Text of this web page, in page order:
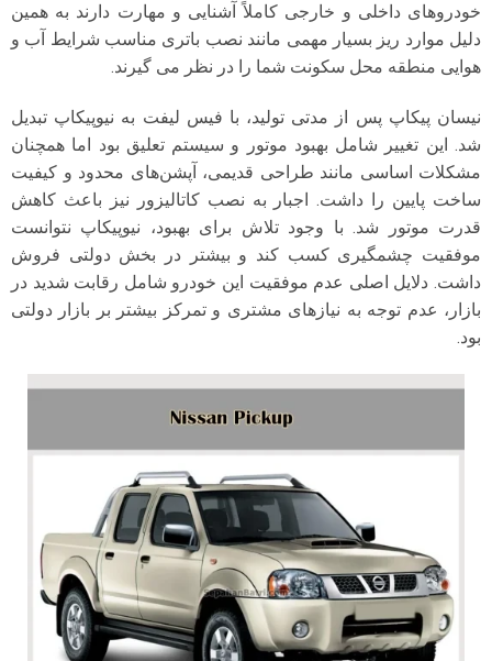
خودروهای داخلی و خارجی کاملاً آشنایی و مهارت دارند به همین
دلیل موارد ریز بسیار مهمی مانند نصب باتری مناسب شرایط آب و
هوایی منطقه محل سکونت شما را در نظر می گیرند.
نیسان پیکاپ پس از مدتی تولید، با فیس لیفت به نیوپیکاپ تبدیل
شد. این تغییر شامل بهبود موتور و سیستم تعلیق بود اما همچنان
مشکلات اساسی مانند طراحی قدیمی، آپشن‌های محدود و کیفیت
ساخت پایین را داشت. اجبار به نصب کاتالیزور نیز باعث کاهش
قدرت موتور شد. با وجود تلاش برای بهبود، نیوپیکاپ نتوانست
موفقیت چشمگیری کسب کند و بیشتر در بخش دولتی فروش
داشت. دلایل اصلی عدم موفقیت این خودرو شامل رقابت شدید در
بازار، عدم توجه به نیازهای مشتری و تمرکز بیشتر بر بازار دولتی
بود.